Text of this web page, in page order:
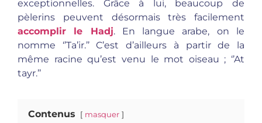
exceptionnelles. Grâce à lui, beaucoup de
pèlerins peuvent désormais très facilement
accomplir le Hadj. En langue arabe, on le
nomme ‘’Ta’ir.’’ C’est d’ailleurs à partir de la
même racine qu’est venu le mot oiseau ; ‘’At
tayr.’’
Contenus masquer